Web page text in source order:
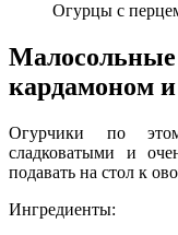
Огурцы с
Малосольные
кардамоном
Огурчики по
сладковатыми и
подавать на стол к
Ингредиенты: